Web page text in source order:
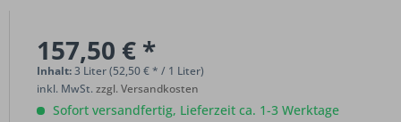
157,50 € *
Inhalt:3 Liter (52,50 € * / 1 Liter)
inkl. MwSt.zzgl. Versandkosten
Sofort versandfertig, Lieferzeit ca. 1-3 Werktage